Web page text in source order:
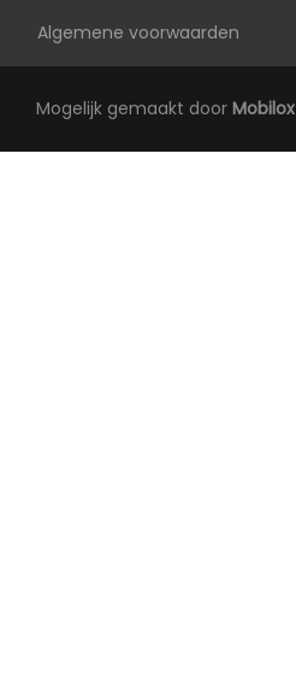
Algemene voorwaarden
Mogelijk gemaakt door Mobilox